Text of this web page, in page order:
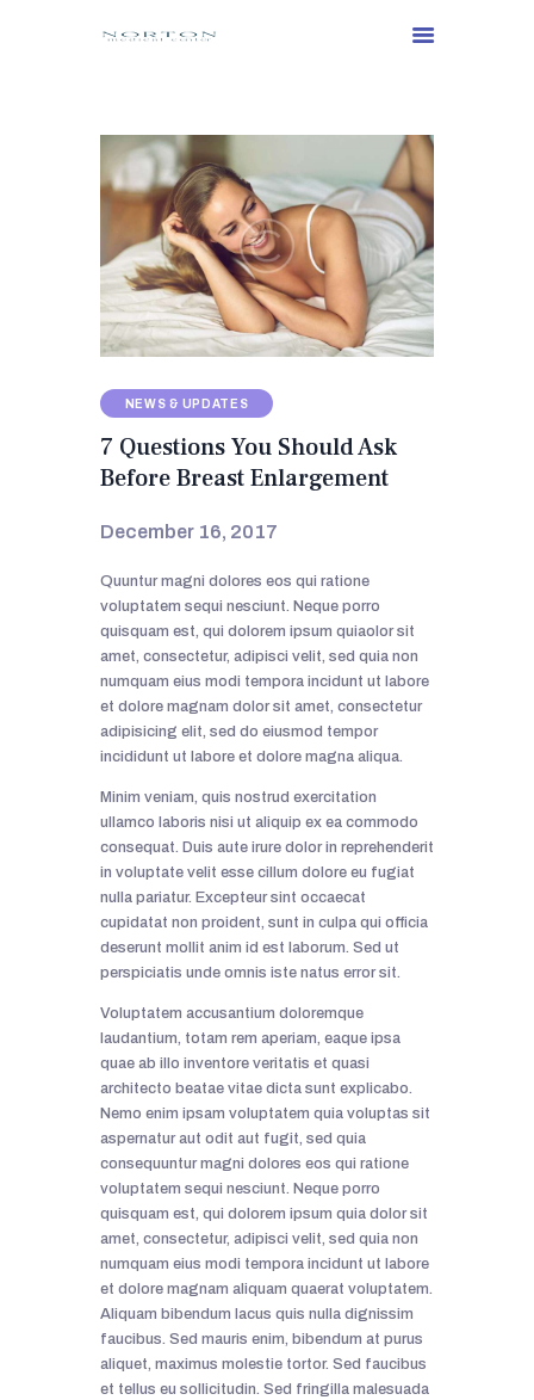
NEWS & UPDATES
7 Questions You Should Ask
Before Breast Enlargement
December 16, 2017
Quuntur magni dolores eos qui ratione
voluptatem sequi nesciunt. Neque porro
quisquam est, qui dolorem ipsum quiaolor sit
amet, consectetur, adipisci velit, sed quia non
numquam eius modi tempora incidunt ut labore
et dolore magnam dolor sit amet, consectetur
adipisicing elit, sed do eiusmod tempor
incididunt ut labore et dolore magna aliqua.
Minim veniam, quis nostrud exercitation
ullamco laboris nisi ut aliquip ex ea commodo
consequat. Duis aute irure dolor in reprehenderit
in voluptate velit esse cillum dolore eu fugiat
nulla pariatur. Excepteur sint occaecat
cupidatat non proident, sunt in culpa qui officia
deserunt mollit anim id est laborum. Sed ut
perspiciatis unde omnis iste natus error sit.
Voluptatem accusantium doloremque
laudantium, totam rem aperiam, eaque ipsa
quae ab illo inventore veritatis et quasi
architecto beatae vitae dicta sunt explicabo.
Nemo enim ipsam voluptatem quia voluptas sit
aspernatur aut odit aut fugit, sed quia
consequuntur magni dolores eos qui ratione
voluptatem sequi nesciunt. Neque porro
quisquam est, qui dolorem ipsum quia dolor sit
amet, consectetur, adipisci velit, sed quia non
numquam eius modi tempora incidunt ut labore
et dolore magnam aliquam quaerat voluptatem.
Aliquam bibendum lacus quis nulla dignissim
faucibus. Sed mauris enim, bibendum at purus
aliquet, maximus molestie tortor. Sed faucibus
et tellus eu sollicitudin. Sed fringilla malesuada